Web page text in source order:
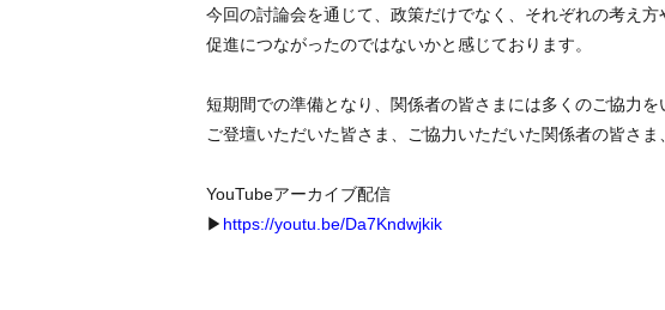
今回の討論会を通じて、政策だけでなく、それぞれの考え
促進につながったのではないかと感じております。
短期間での準備となり、関係者の皆さまには多くのご協力
ご登壇いただいた皆さま、ご協力いただいた関係者の皆さ
YouTubeアーカイブ配信
▶ https://youtu.be/Da7Kndwjkik